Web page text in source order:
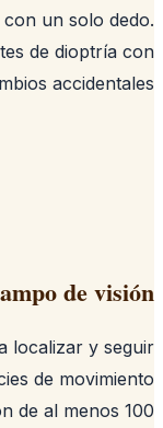
con un solo
de dioptría
cambios
Campo de
localizar y
de
de al menos